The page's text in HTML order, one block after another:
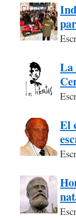
La
El